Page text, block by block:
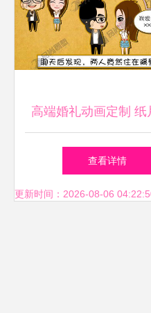
高端婚礼动画定制 纸
查看详情
更新时间：2026-08-06